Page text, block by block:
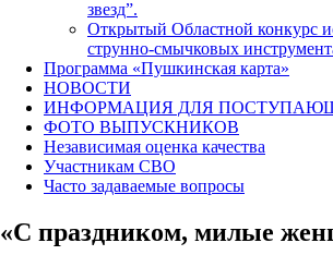
звезд”.
Открытый Областной конкурс
струнно-смычковых
Программа «Пушкинская карта»
НОВОСТИ
ИНФОРМАЦИЯ ДЛЯ
ФОТО ВЫПУСКНИКОВ
Независимая оценка качества
Участникам СВО
Часто задаваемые вопросы
«С праздником, милые